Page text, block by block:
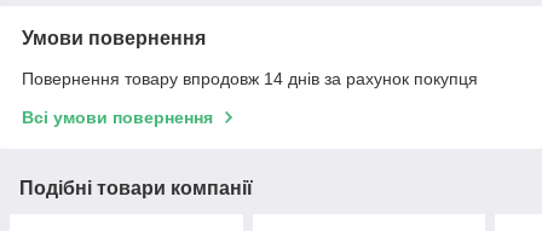
Умови повернення
Повернення товару впродовж 14 днів за рахунок покупця
Всі умови повернення
Подібні товари компанії